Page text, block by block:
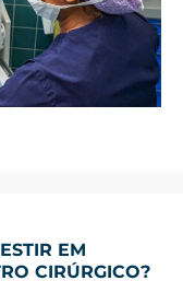
EM
CIRÚRGICO?